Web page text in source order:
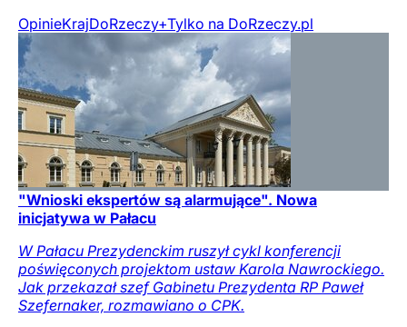
OpinieKrajDoRzeczy+Tylko na DoRzeczy.pl
"Wnioski ekspertów są alarmujące". Nowa
inicjatywa w Pałacu
W Pałacu Prezydenckim ruszył cykl konferencji
poświęconych projektom ustaw Karola Nawrockiego.
Jak przekazał szef Gabinetu Prezydenta RP Paweł
Szefernaker, rozmawiano o CPK.